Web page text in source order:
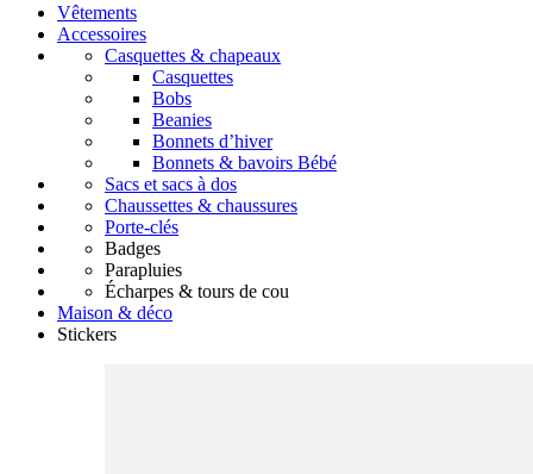
Vêtements
Accessoires
Casquettes & chapeaux
Casquettes
Bobs
Beanies
Bonnets d’hiver
Bonnets & bavoirs Bébé
Sacs et sacs à dos
Chaussettes & chaussures
Porte-clés
Badges
Parapluies
Écharpes & tours de cou
Maison & déco
Stickers